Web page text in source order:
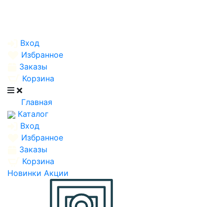
Вход
Избранное
Заказы
Корзина
Главная
Каталог
Вход
Избранное
Заказы
Корзина
Новинки Акции